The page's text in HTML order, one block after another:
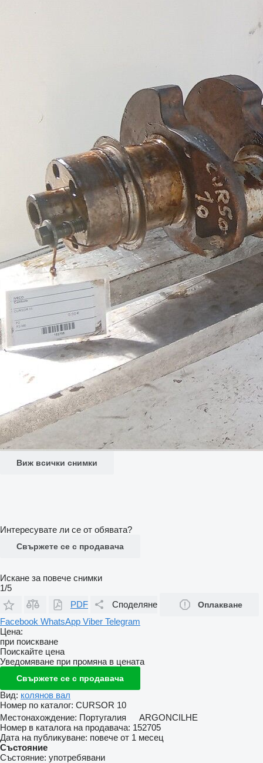
Виж всички снимки
Интересувате ли се от обявата?
Свържете се с продавача
Искане за повече снимки
1/5
PDF
Споделяне Оплакване
Facebook WhatsApp Viber Telegram
Цена:
при поискване
Поискайте цена
Уведомяване при промяна в цената
Свържете се с продавача
Вид: колянов вал
Номер по каталог: CURSOR 10
Местонахождение: Португалия
ARGONCILHE
Номер в каталога на продавача: 152705
Дата на публикуване: повече от 1 месец
Състояние
Състояние: употребявани